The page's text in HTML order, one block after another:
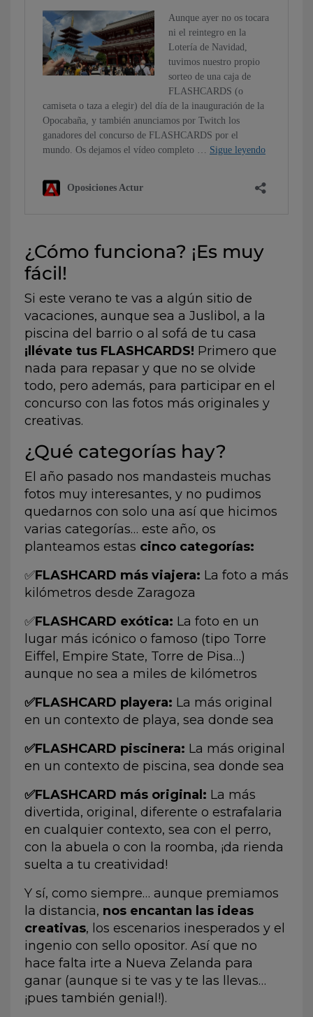
¿Cómo funciona? ¡Es muy
fácil!
Si este verano te vas a algún sitio de
vacaciones, aunque sea a Juslibol, a la
piscina del barrio o al sofá de tu casa
¡llévate tus FLASHCARDS! Primero que
nada para repasar y que no se olvide
todo, pero además, para participar en el
concurso con las fotos más originales y
creativas.
¿Qué categorías hay?
El año pasado nos mandasteis muchas
fotos muy interesantes, y no pudimos
quedarnos con solo una así que hicimos
varias categorías… este año, os
planteamos estas cinco categorías:
✅FLASHCARD más viajera: La foto a más
kilómetros desde Zaragoza
✅FLASHCARD exótica: La foto en un
lugar más icónico o famoso (tipo Torre
Eiffel, Empire State, Torre de Pisa…)
aunque no sea a miles de kilómetros
✅FLASHCARD playera: La más original
en un contexto de playa, sea donde sea
✅FLASHCARD piscinera: La más original
en un contexto de piscina, sea donde sea
✅FLASHCARD más original: La más
divertida, original, diferente o estrafalaria
en cualquier contexto, sea con el perro,
con la abuela o con la roomba, ¡da rienda
suelta a tu creatividad!
Y sí, como siempre… aunque premiamos
la distancia, nos encantan las ideas
creativas, los escenarios inesperados y el
ingenio con sello opositor. Así que no
hace falta irte a Nueva Zelanda para
ganar (aunque si te vas y te las llevas…
¡pues también genial!).